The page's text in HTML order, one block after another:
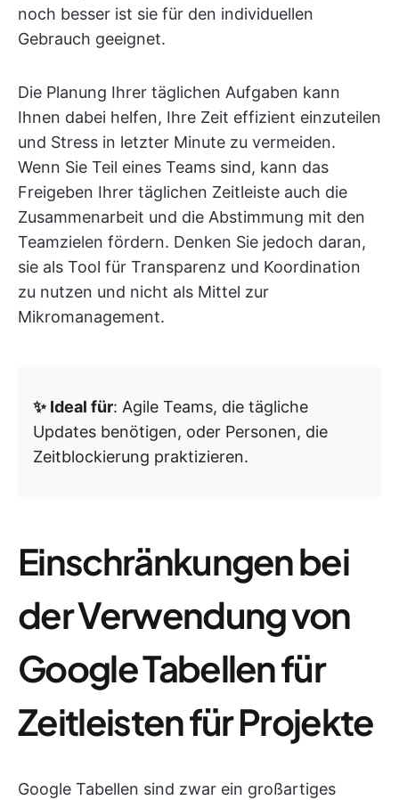
noch besser ist sie für den individuellen
Gebrauch geeignet.
Die Planung Ihrer täglichen Aufgaben kann
Ihnen dabei helfen, Ihre Zeit effizient einzuteilen
und Stress in letzter Minute zu vermeiden.
Wenn Sie Teil eines Teams sind, kann das
Freigeben Ihrer täglichen Zeitleiste auch die
Zusammenarbeit und die Abstimmung mit den
Teamzielen fördern. Denken Sie jedoch daran,
sie als Tool für Transparenz und Koordination
zu nutzen und nicht als Mittel zur
Mikromanagement.
✨ Ideal für: Agile Teams, die tägliche
Updates benötigen, oder Personen, die
Zeitblockierung praktizieren.
Einschränkungen bei
der Verwendung von
Google Tabellen für
Zeitleisten für Projekte
Google Tabellen sind zwar ein großartiges